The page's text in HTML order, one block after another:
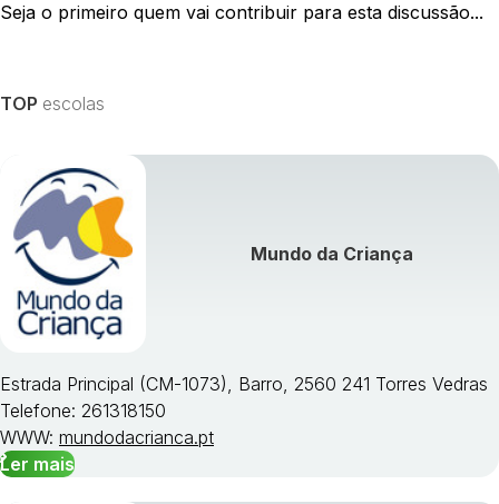
Seja o primeiro quem vai contribuir para esta discussão...
TOP escolas
Mundo da Criança
Estrada Principal (CM-1073), Barro, 2560 241 Torres Vedras
Telefone: 261318150
WWW: mundodacrianca.pt
Ler mais